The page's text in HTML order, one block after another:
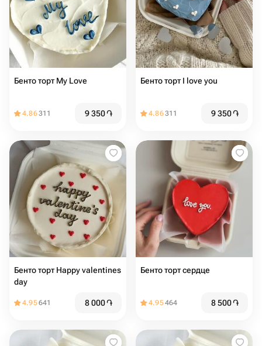
Бенто торт My Love
4.86311 9 350֏
Бенто торт I love you
4.86311 9 350֏
Бенто торт Happy valentines
day
4.95641 8 000֏
Бенто торт сердце
4.95464 8 500֏